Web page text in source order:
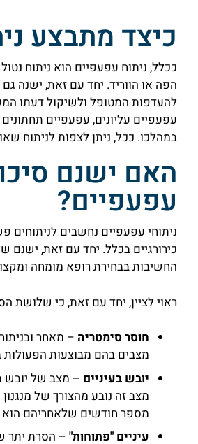
כיצד מתבצע
ככלל, ניתוח עפעפיים הוא ניתוח
הפה או הווריד. יחד עם זאת, ישנה
להעדפות המטופל ולשיקול דעתו
עפעפיים עליונים, עפעפיים
במהלכו. ככל, ניתן לצפות לניתוח
האם ישנם
עפעפיים?
ניתוחי עפעפיים נחשבים לניתוחים
כירורגיים בכלל. יחד עם זאת,
החשיבות בבחירת רופא מומחה
ראוי לציין, יחד עם זאת, כי שלושת
חוסר סימטריה – מאחר
מצבים בהם מבוצעות הפעולות
יובש בעיניים – מצב של יובש
מצב זה נובע מהצורך של
מספר חודשים שלאחריהם
עיניים "פתוחות"– הסרת יתר